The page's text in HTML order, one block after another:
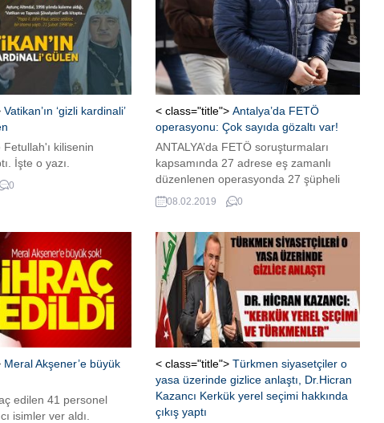
Vatikan’ın ‘gizli kardinali’
kilisenin
İşte o yazı.
0
< class="title"> Antalya’da FETÖ
operasyonu: Çok sayıda gözaltı var!
ANTALYA’da FETÖ soruşturmaları
kapsamında 27 adrese eş zamanlı
düzenlenen operasyonda 27 şüpheli
yakalandı. Gözaltına alınan şüphelilerle
ilgili Antalya Cumhuriyet Başsavcılığı
ediyor.
08.02.2019 0
Meral Akşener’e büyük
edilen 41 personel
isimler ver aldı.
< class="title"> Türkmen siyasetçiler o
yasa üzerinde gizlice anlaştı, Dr.Hicran
Kazancı Kerkük yerel seçimi hakkında
çıkış yaptı